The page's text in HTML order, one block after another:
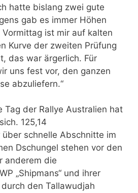
hatte bislang zwei gute
gab es immer Höhen
ist mir auf kalten
Kurve der zweiten Prüfung
das war ärgerlich. Für
uns fest vor, den ganzen
abzuliefern.“
Tag der Rallye Australien hat
125,14
schnelle Abschnitte im
Dschungel stehen vor den
anderem die
„Shipmans“ und ihrer
den Tallawudjah